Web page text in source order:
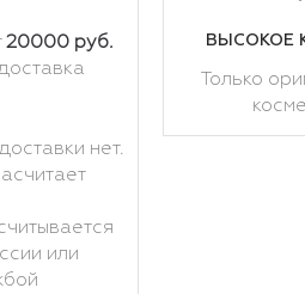
20000 руб.
нет.
или
ВЫСОКОЕ
Только